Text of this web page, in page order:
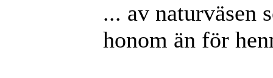
... av naturväsen
honom än för